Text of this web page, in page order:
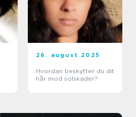
26. august 2025
Hvordan beskytter du dit
hår mod solskader?